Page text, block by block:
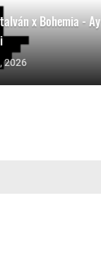
x Bohemia - Ay
2026